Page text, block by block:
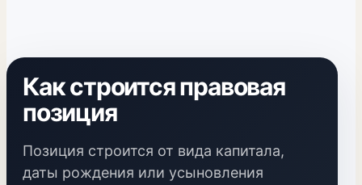
Как строится правовая
позиция
Позиция строится от вида капитала,
даты рождения или усыновления